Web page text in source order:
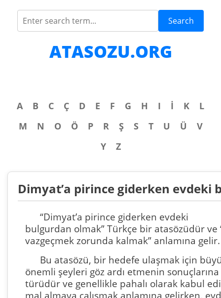
Search
ATASOZU.ORG
A B C Ç D E F G H I İ K
L
M
N O Ö P R Ş S T U Ü
V
Y
Z
Dimyat’a pirince giderken evdeki
“Dimyat’a pirince giderken evdeki
bulgurdan olmak” Türkçe bir atasözüdür
vazgeçmek zorunda kalmak” anlamına gelir.
Bu atasözü, bir hedefe ulaşmak için
önemli şeyleri göz ardı etmenin
türüdür ve genellikle pahalı olarak kabul